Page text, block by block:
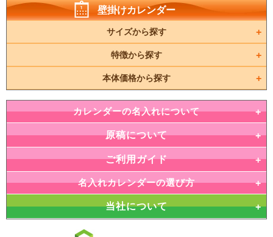
壁掛けカレンダー
サイズから探す
特徴から探す
本体価格から探す
カレンダーの名入れについて
原稿について
ご利用ガイド
名入れカレンダーの選び方
当社について